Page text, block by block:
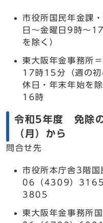
市役所国民年金課
日～金曜日9時～
を除く）
東大阪年金事務所
17時15分（週の初
休日・年末年始を
16時
令和5年度 免除
（月）から
問合せ先
市役所本庁舎3階
06（4309）3165
3805
東大阪年金事務所